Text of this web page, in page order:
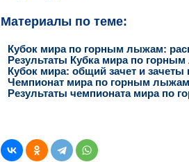
Материалы по теме:
Кубок мира по горным лыжам:
Результаты Кубка мира по
Кубок мира: общий зачет и зачеты
Чемпионат мира по горным лыжам
Результаты чемпионата мира по